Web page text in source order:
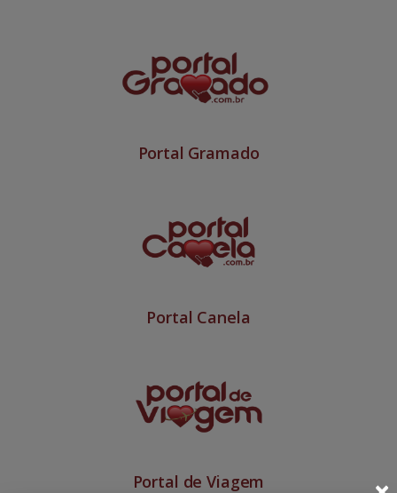
Portal Gramado
Portal Canela
Portal de Viagem